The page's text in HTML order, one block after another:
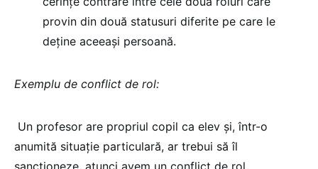
provin din două statusuri diferite pe care le
deține aceeași persoană.
Exemplu de conflict de rol:
Un profesor are propriul copil ca elev și, într-o
anumită situație particulară, ar trebui să îl
sancționeze, atunci avem un conflict de rol,